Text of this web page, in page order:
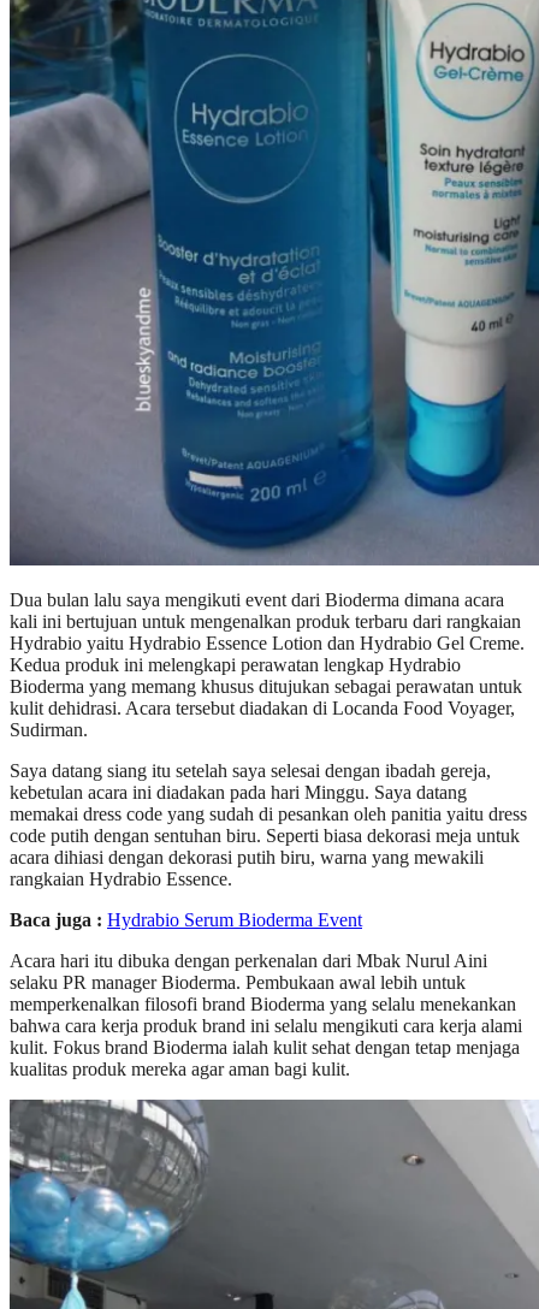
Dua bulan lalu saya mengikuti event dari Bioderma dimana acara
kali ini bertujuan untuk mengenalkan produk terbaru dari rangkaian
Hydrabio yaitu Hydrabio Essence Lotion dan Hydrabio Gel Creme.
Kedua produk ini melengkapi perawatan lengkap Hydrabio
Bioderma yang memang khusus ditujukan sebagai perawatan untuk
kulit dehidrasi. Acara tersebut diadakan di Locanda Food Voyager,
Sudirman.
Saya datang siang itu setelah saya selesai dengan ibadah gereja,
kebetulan acara ini diadakan pada hari Minggu. Saya datang
memakai dress code yang sudah di pesankan oleh panitia yaitu dress
code putih dengan sentuhan biru. Seperti biasa dekorasi meja untuk
acara dihiasi dengan dekorasi putih biru, warna yang mewakili
rangkaian Hydrabio Essence.
Baca juga : Hydrabio Serum Bioderma Event
Acara hari itu dibuka dengan perkenalan dari Mbak Nurul Aini
selaku PR manager Bioderma. Pembukaan awal lebih untuk
memperkenalkan filosofi brand Bioderma yang selalu menekankan
bahwa cara kerja produk brand ini selalu mengikuti cara kerja alami
kulit. Fokus brand Bioderma ialah kulit sehat dengan tetap menjaga
kualitas produk mereka agar aman bagi kulit.